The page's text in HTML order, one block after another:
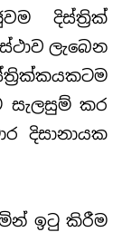
දිස්ත්‍රික්
ලැබෙන
සැලසුම් කර
දිසානායක
ඉටු කිරීම